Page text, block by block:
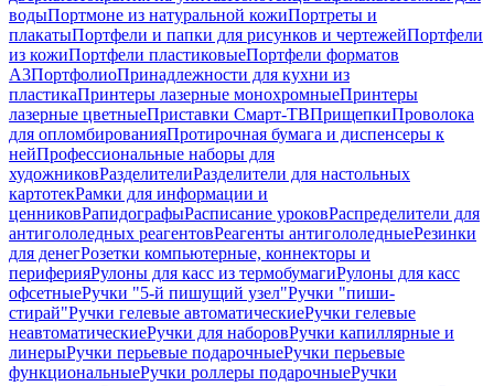
водыПортмоне из натуральной кожиПортреты и
плакатыПортфели и папки для рисунков и чертежейПортфели
из кожиПортфели пластиковыеПортфели форматов
А3ПортфолиоПринадлежности для кухни из
пластикаПринтеры лазерные монохромныеПринтеры
лазерные цветныеПриставки Смарт-ТВПрищепкиПроволока
для опломбированияПротирочная бумага и диспенсеры к
нейПрофессиональные наборы для
художниковРазделителиРазделители для настольных
картотекРамки для информации и
ценниковРапидографыРасписание уроковРаспределители для
антигололедных реагентовРеагенты антигололедныеРезинки
для денегРозетки компьютерные, коннекторы и
периферияРулоны для касс из термобумагиРулоны для касс
офсетныеРучки "5-й пишущий узел"Ручки "пиши-
стирай"Ручки гелевые автоматическиеРучки гелевые
неавтоматическиеРучки для наборовРучки капиллярные и
линерыРучки перьевые подарочныеРучки перьевые
функциональныеРучки роллеры подарочныеРучки